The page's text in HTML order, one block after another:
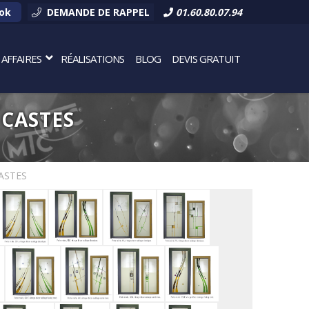
DEMANDE DE RAPPEL 01.60.80.07.94
RÉALISATIONS BLOG DEVIS GRATUIT